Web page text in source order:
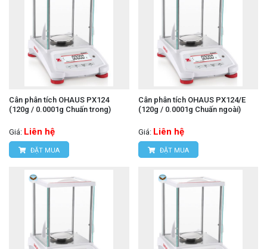
Cân phân tích OHAUS PX124
(120g / 0.0001g Chuấn trong)
Giá: Liên hệ
ĐẶT MUA
Cân phân tích OHAUS PX124/E
(120g / 0.0001g Chuấn ngoài)
Giá: Liên hệ
ĐẶT MUA